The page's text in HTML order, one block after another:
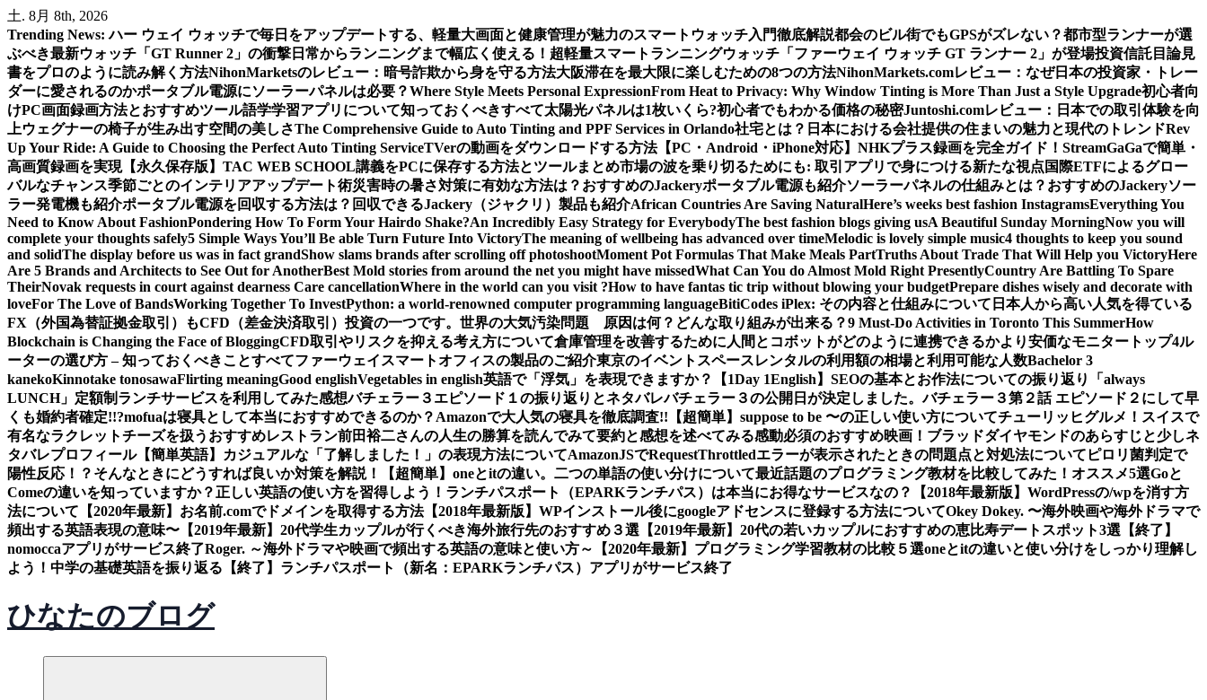
内
容
を
ス
キ
ッ
プ
土. 8月 8th, 2026
Trending News: ハー ウェイ ウォッチで毎日をアップデートする、軽量大画面と健康管理が魅力のスマートウォッチ入門徹底解説都会のビル街でもGPSがズレない？都市型ランナーが選
ぶべき最新ウォッチ「GT Runner 2」の衝撃 日常からランニングまで幅広く使える！超軽量スマートランニングウォッチ「ファーウェイ ウォッチ GT ランナー 2」が登場投資信託目論見
書をプロのように読み解く方法NihonMarketsのレビュー：暗号詐欺から身を守る方法大阪滞在を最大限に楽しむための8つの方法NihonMarkets.comレビュー：なぜ日本の投資家・トレー
ダーに愛されるのかポータブル電源にソーラーパネルは必要？Where Style Meets Personal ExpressionFrom Heat to Privacy: Why Window Tinting is More Than Just a Style Upgrade初心者向
けPC画面録画方法とおすすめツール語学学習アプリについて知っておくべきすべて太陽光パネルは1枚いくら?初心者でもわかる価格の秘密Juntoshi.comレビュー：日本での取引体験を向
上ウェグナーの椅子が生み出す空間の美しさThe Comprehensive Guide to Auto Tinting and PPF Services in Orlando社宅とは？日本における会社提供の住まいの魅力と現代のトレンドRev
Up Your Ride: A Guide to Choosing the Perfect Auto Tinting ServiceTVerの動画をダウンロードする方法【PC・Android・iPhone対応】 NHKプラス録画を完全ガイド！StreamGaGaで簡単・
高画質録画を実現【永久保存版】TAC WEB SCHOOL講義をPCに保存する方法とツールまとめ市場の波を乗り切るためにも: 取引アプリで身につける新たな視点 国際ETFによるグロー
バルなチャンス季節ごとのインテリアアップデート術災害時の暑さ対策に有効な方法は？おすすめのJackeryポータブル電源も紹介ソーラーパネルの仕組みとは？おすすめのJackeryソー
ラー発電機も紹介ポータブル電源を回収する方法は？回収できるJackery（ジャクリ）製品も紹介African Countries Are Saving NaturalHere’s weeks best fashion InstagramsEverything You
Need to Know About FashionPondering How To Form Your Hairdo Shake?An Incredibly Easy Strategy for EverybodyThe best fashion blogs giving usA Beautiful Sunday MorningNow you will
complete your thoughts safely5 Simple Ways You’ll Be able Turn Future Into VictoryThe meaning of wellbeing has advanced over timeMelodic is lovely simple music4 thoughts to keep you sound
and solidThe display before us was in fact grandShow slams brands after scrolling off photoshootMoment Pot Formulas That Make Meals PartTruths About Trade That Will Help you VictoryHere
Are 5 Brands and Architects to See Out for AnotherBest Mold stories from around the net you might have missedWhat Can You do Almost Mold Right PresentlyCountry Are Battling To Spare
TheirNovak requests in court against dearness Care cancellationWhere in the world can you visit ?How to have fantas tic trip without blowing your budgetPrepare dishes wisely and decorate with
loveFor The Love of BandsWorking Together To InvestPython: a world-renowned computer programming languageBitiCodes iPlex: その内容と仕組みについて 日本人から高い人気を得ている
FX（外国為替証拠金取引）もCFD（差金決済取引）投資の一つです。 世界の大気汚染問題 原因は何？どんな取り組みが出来る？9 Must-Do Activities in Toronto This SummerHow
Blockchain is Changing the Face of BloggingCFD取引やリスクを抑える考え方について倉庫管理を改善するために人間とコボットがどのように連携できるかより安価なモニタートップ4ル
ーターの選び方 – 知っておくべきことすべてファーウェイスマートオフィスの製品のご紹介東京のイベントスペースレンタルの利用額の相場と利用可能な人数Bachelor 3
kanekoKinnotake tonosawaFlirting meaningGood englishVegetables in english英語で「浮気」を表現できますか？【1Day 1English】 SEOの基本とお作法についての振り返り
「always
LUNCH」定額制ランチサービスを利用してみた感想バチェラー３エピソード１の振り返りとネタバレバチェラー３の公開日が決定しました。バチェラー３第２話 エピソード２にして早
くも婚約者確定!!?mofuaは寝具として本当におすすめできるのか？Amazonで大人気の寝具を徹底調査!! 【超簡単】suppose to be 〜の正しい使い方についてチューリッヒグルメ！スイスで
有名なラクレットチーズを扱うおすすめレストラン前田裕二さんの人生の勝算を読んでみて要約と感想を述べてみる感動必須のおすすめ映画！ブラッドダイヤモンドのあらすじと少しネ
タバレプロフィール【簡単英語】カジュアルな「了解しました！」の表現方法についてAmazonJSでRequestThrottledエラーが表示されたときの問題点と対処法について ピロリ菌判定で
陽性反応！？そんなときにどうすれば良いか対策を解説！
【超簡単】oneとitの違い。二つの単語の使い分けについて最近話題のプログラミング教材を比較してみた！オススメ5選Goと
Comeの違いを知っていますか？正しい英語の使い方を習得しよう！ ランチパスポート（EPARKランチパス）は本当にお得なサービスなの？
【2018年最新版】WordPressの/wpを消す方
法について 【2020年最新】お名前.comでドメインを取得する方法【2018年最新版】WPインストール後にgoogleアドセンスに登録する方法についてOkey Dokey. 〜海外映画や海外ドラマで
頻出する英語表現の意味〜 【2019年最新】20代学生カップルが行くべき海外旅行先のおすすめ３選 【2019年最新】20代の若いカップルにおすすめの恵比寿デートスポット3選 【終了】
nomoccaアプリがサービス終了Roger. ～海外ドラマや映画で頻出する英語の意味と使い方～ 【2020年最新】プログラミング学習教材の比較５選oneとitの違いと使い分けをしっかり理解し
よう！中学の基礎英語を振り返る 【終了】ランチパスポート（新名：EPARKランチパス）アプリがサービス終了
ひなたのブログ